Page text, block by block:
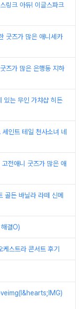
링크 아듀! 이글스파크
굿즈가 많은 애니세카
즈가 많은 은행동 지하
있는 무인 가챠샵 히든
인트 테일 천사소녀 네
전애니 굿즈가 많은 애
골든 바닐라 라떼 신메
결O)
스트라 콘서트 후기